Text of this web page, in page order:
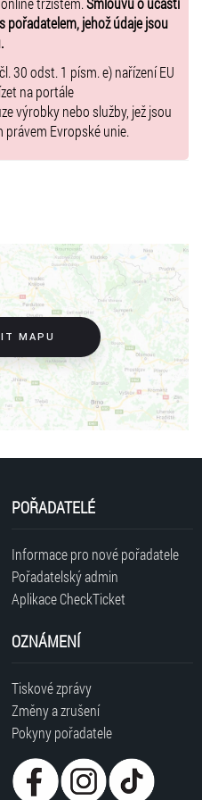
i prodejní místa Ticketportal.
zdarma bez nároku na vlastní
Přízemí / vstupenka "Vozíčkář +
dvou návštěvníků - vozíčkáře a
standardní sedadlo + přístavek)
pořadatelem, jehož údaje jsou
30 odst. 1 písm. e) nařízení EU
na portále
výrobky nebo služby, jež jsou
Evropské unie.
MAPU
POŘADATELÉ
Informace pro nové pořadatele
Pořadatelský admin
Aplikace CheckTicket
OZNÁMENÍ
Tiskové zprávy
Změny a zrušení
Pokyny pořadatele